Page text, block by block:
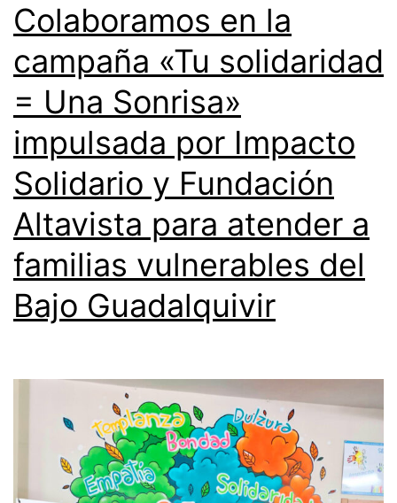
Colaboramos en la
campaña «Tu solidaridad
= Una Sonrisa»
impulsada por Impacto
Solidario y Fundación
Altavista para atender a
familias vulnerables del
Bajo Guadalquivir